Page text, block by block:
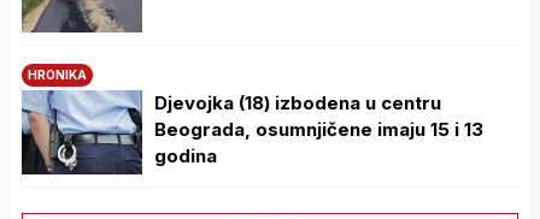
HRONIKA
Djevojka (18) izbodena u centru
Beograda, osumnjičene imaju 15 i 13
godina